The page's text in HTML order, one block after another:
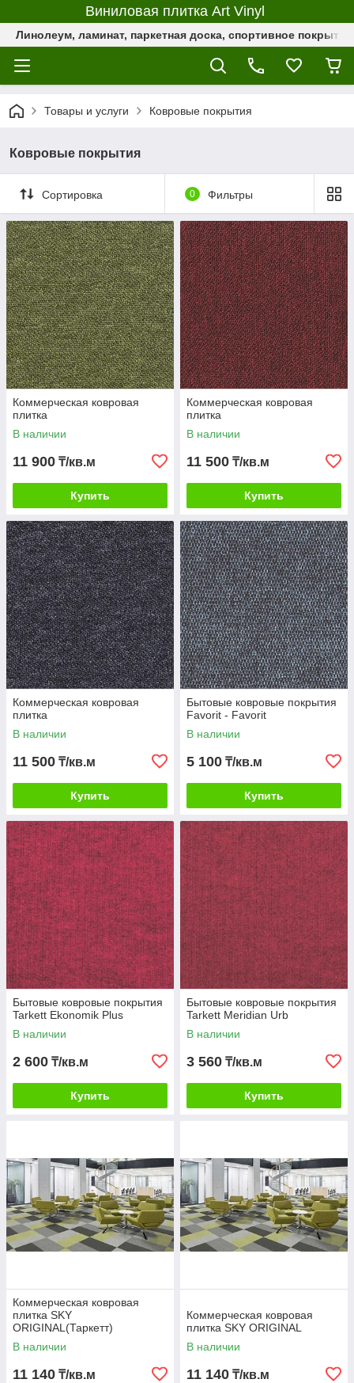
Виниловая плитка Art Vinyl
Линолеум, ламинат, паркетная доска, спортивное
Товары и услуги Ковровые покрытия
Ковровые покрытия
Сортировка 0 Фильтры
Коммерческая ковровая
плитка
В наличии
11 900 ₸/кв.м
Купить
Коммерческая ковровая
плитка
В наличии
11 500 ₸/кв.м
Купить
Коммерческая ковровая
плитка
В наличии
11 500 ₸/кв.м
Купить
Бытовые ковровые покрытия
Favorit - Favorit
В наличии
5 100 ₸/кв.м
Купить
Бытовые ковровые покрытия
Tarkett Ekonomik Plus
В наличии
2 600 ₸/кв.м
Купить
Бытовые ковровые покрытия
Tarkett Meridian Urb
В наличии
3 560 ₸/кв.м
Купить
Коммерческая ковровая
плитка SKY
ORIGINAL(Таркетт)
В наличии
11 140 ₸/кв.м
Коммерческая ковровая
плитка SKY ORIGINAL
В наличии
11 140 ₸/кв.м